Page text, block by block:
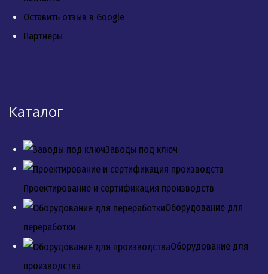
Оставить отзыв в Google
Партнеры
Каталог
Заводы под ключ
Проектирование и сертификация производств
Оборудование для
переработки
Оборудование для
производства